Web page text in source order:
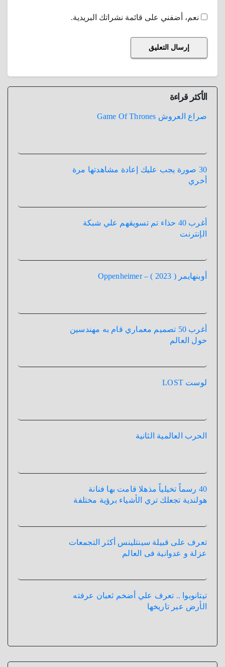
نعم، أضفني على قائمة نشراتك البريدية.
الأكثر قراءة
صراع العروش Game Of Thrones
30 صورة يجب عليك إعادة مشاهدتها مرة
أخري
أغرب 40 حذاء تم تسويقهم علي شبكة
الإنترنت
أوبنهايمر ( 2023 ) – Oppenheimer
أغرب 50 تصميم معماري قام به مهندسين
حول العالم
لوست LOST
الحرب العالمية الثانية
40 رسماً تخيلياً مذهلا قامت بها فنانة
هولندية تجعلك تري الأشياء برؤية مختلفة
تعرف على قبيلة سينتلينس أكثر التجمعات
عزلة و عدوانية فى العالم
تيتانوبوا .. تعرف علي أضخم ثعبان عرفته
الأرض عبر تاريخها